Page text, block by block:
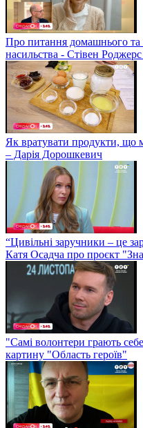
Про питання домашнього та
насильства - Стівен
Як вратувати продукти, що
– Дарія Дорошкевич
“Цивільні заручники – це
Катя Осадча про проєкт
"Самі волонтери грають
картину "Область героїв"